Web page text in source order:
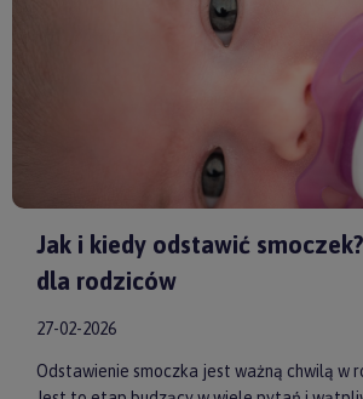
Jak i kiedy odstawić
dla rodziców
27-02-2026
Odstawienie smoczka jest ważną chwilą w